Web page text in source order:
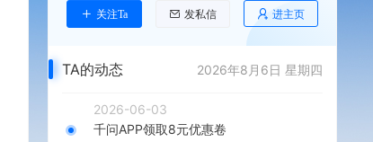
关注Ta 发私信 进主页
TA的动态 2026年8月6日 星期四
2026-06-03
千问APP领取8元优惠卷